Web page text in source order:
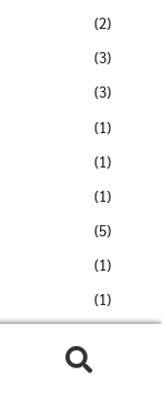
(2)
(3)
(3)
(1)
(1)
(1)
(5)
(1)
(1)